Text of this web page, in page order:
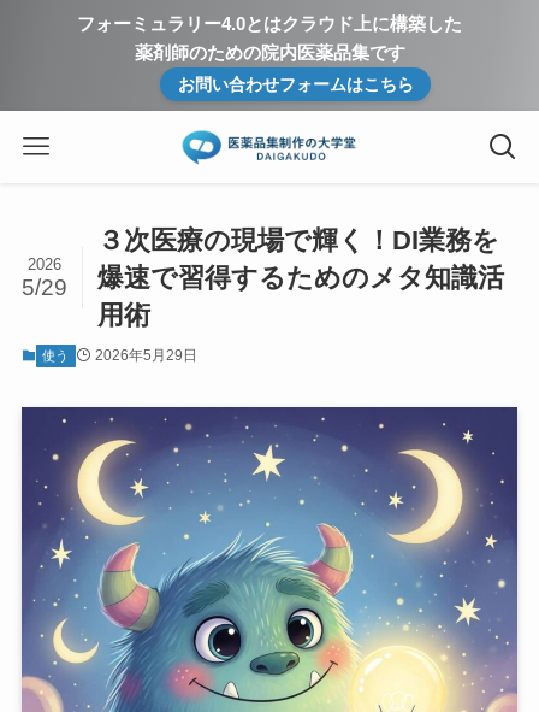
フォーミュラリー4.0とはクラウド上に構築した
薬剤師のための院内医薬品集です
お問い合わせフォームはこちら
３次医療の現場で輝く！DI業務を
爆速で習得するためのメタ知識活
用術
2026
5/29
使う 2026年5月29日